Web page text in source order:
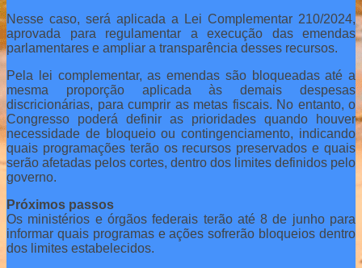
Nesse caso, será aplicada a Lei Complementar 210/2024,
aprovada para regulamentar a execução das emendas
parlamentares e ampliar a transparência desses recursos.
Pela lei complementar, as emendas são bloqueadas até a
mesma proporção aplicada às demais despesas
discricionárias, para cumprir as metas fiscais. No entanto, o
Congresso poderá definir as prioridades quando houver
necessidade de bloqueio ou contingenciamento, indicando
quais programações terão os recursos preservados e quais
serão afetadas pelos cortes, dentro dos limites definidos pelo
governo.
Próximos passos
Os ministérios e órgãos federais terão até 8 de junho para
informar quais programas e ações sofrerão bloqueios dentro
dos limites estabelecidos.